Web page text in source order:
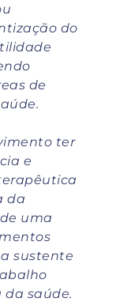
do
de
ter
e
da
uma
sustente
saúde.